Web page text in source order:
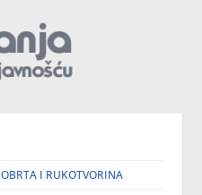
I RUKOTVORINA